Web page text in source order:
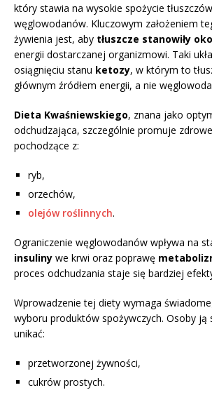
który stawia na wysokie spożycie
węglowodanów. Kluczowym założeniem
żywienia jest, aby tłuszcze stanowiły
energii dostarczanej organizmowi. Taki
osiągnięciu stanu ketozy, w którym to
głównym źródłem energii, a nie
Dieta Kwaśniewskiego, znana jako
odchudzająca, szczególnie promuje
pochodzące z:
ryb,
orzechów,
olejów roślinnych.
Ograniczenie węglowodanów wpływa na
insuliny we krwi oraz poprawę
proces odchudzania staje się bardziej
Wprowadzenie tej diety wymaga
wyboru produktów spożywczych. Osoby ją
unikać:
przetworzonej żywności,
cukrów prostych.